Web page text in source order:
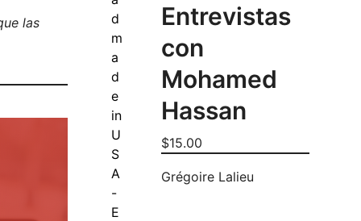
las
Entrevistas
con
Mohamed
Hassan
$15.00
Grégoire Lalieu